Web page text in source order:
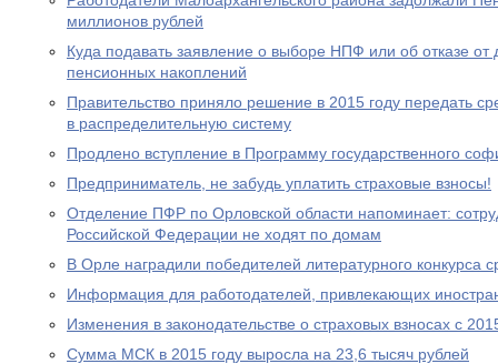
миллионов рублей
Куда подавать заявление о выборе НПФ или об отказе
пенсионных накоплений
Правительство приняло решение в 2015 году передать
в распределительную систему
Продлено вступление в Программу государственного
Предприниматель, не забудь уплатить страховые взносы!
Отделение ПФР по Орловской области напоминает:
Российской Федерации не ходят по домам
В Орле наградили победителей литературного конкурса
Информация для работодателей, привлекающих
Изменения в законодательстве о страховых взносах с
Сумма МСК в 2015 году выросла на 23,6 тысяч рублей